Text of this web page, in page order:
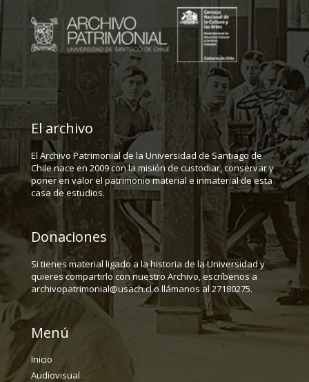
El archivo
El Archivo Patrimonial de la Universidad de Santiago de
Chile nace en 2009 con la misión de custodiar, conservar y
poner en valor el patrimonio material e inmaterial de esta
casa de estudios.
Donaciones
Si tienes material ligado a la historia de la Universidad y
quieres compartirlo con nuestro Archivo, escríbenos a
archivopatrimonial@usach.cl o llámanos al 27180275.
Menú
Inicio
Audiovisual